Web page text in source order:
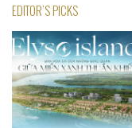
EDITOR'S PICKS